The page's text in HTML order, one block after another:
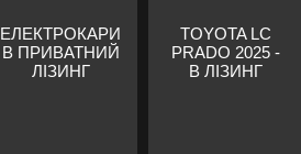
ЕЛЕКТРОКАРИ
В ПРИВАТНИЙ
ЛІЗИНГ
TOYOTA LC
PRADO 2025 -
В ЛІЗИНГ